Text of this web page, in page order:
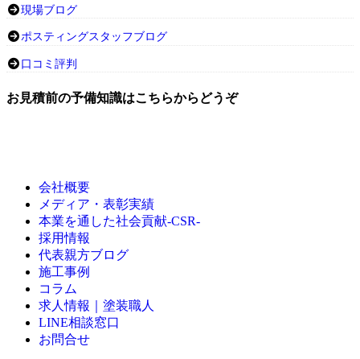
現場ブログ
ポスティングスタッフブログ
口コミ評判
お見積前の予備知識はこちらからどうぞ
会社概要
メディア・表彰実績
本業を通した社会貢献-CSR-
採用情報
代表親方ブログ
施工事例
コラム
求人情報｜塗装職人
LINE相談窓口
お問合せ